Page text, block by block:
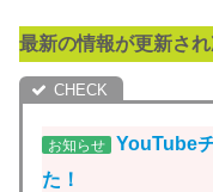
最新の情報が更新さ
お知らせ YouTube
た！